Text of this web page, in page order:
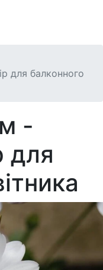
для балконного
-
для